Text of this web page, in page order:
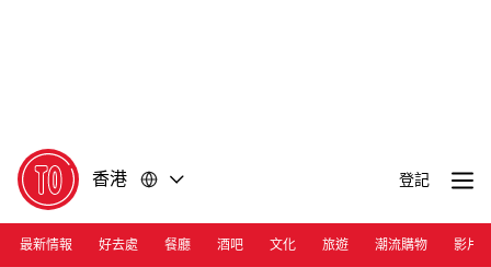
香港 登記
最新情報 好去處 餐廳 酒吧 文化 旅遊 潮流購物 影片